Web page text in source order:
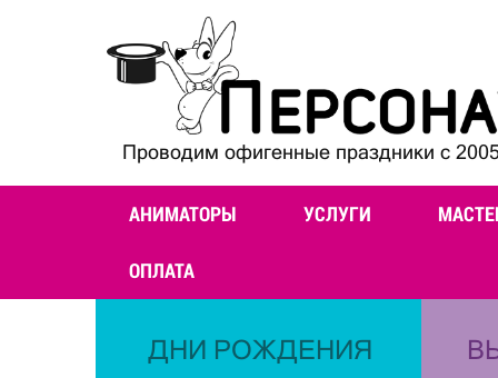
Проводим офигенные праздники с
АНИМАТОРЫ УСЛУГИ
ОПЛАТА
ДНИ РОЖДЕНИЯ